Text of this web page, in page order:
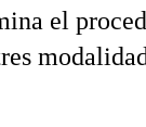
el